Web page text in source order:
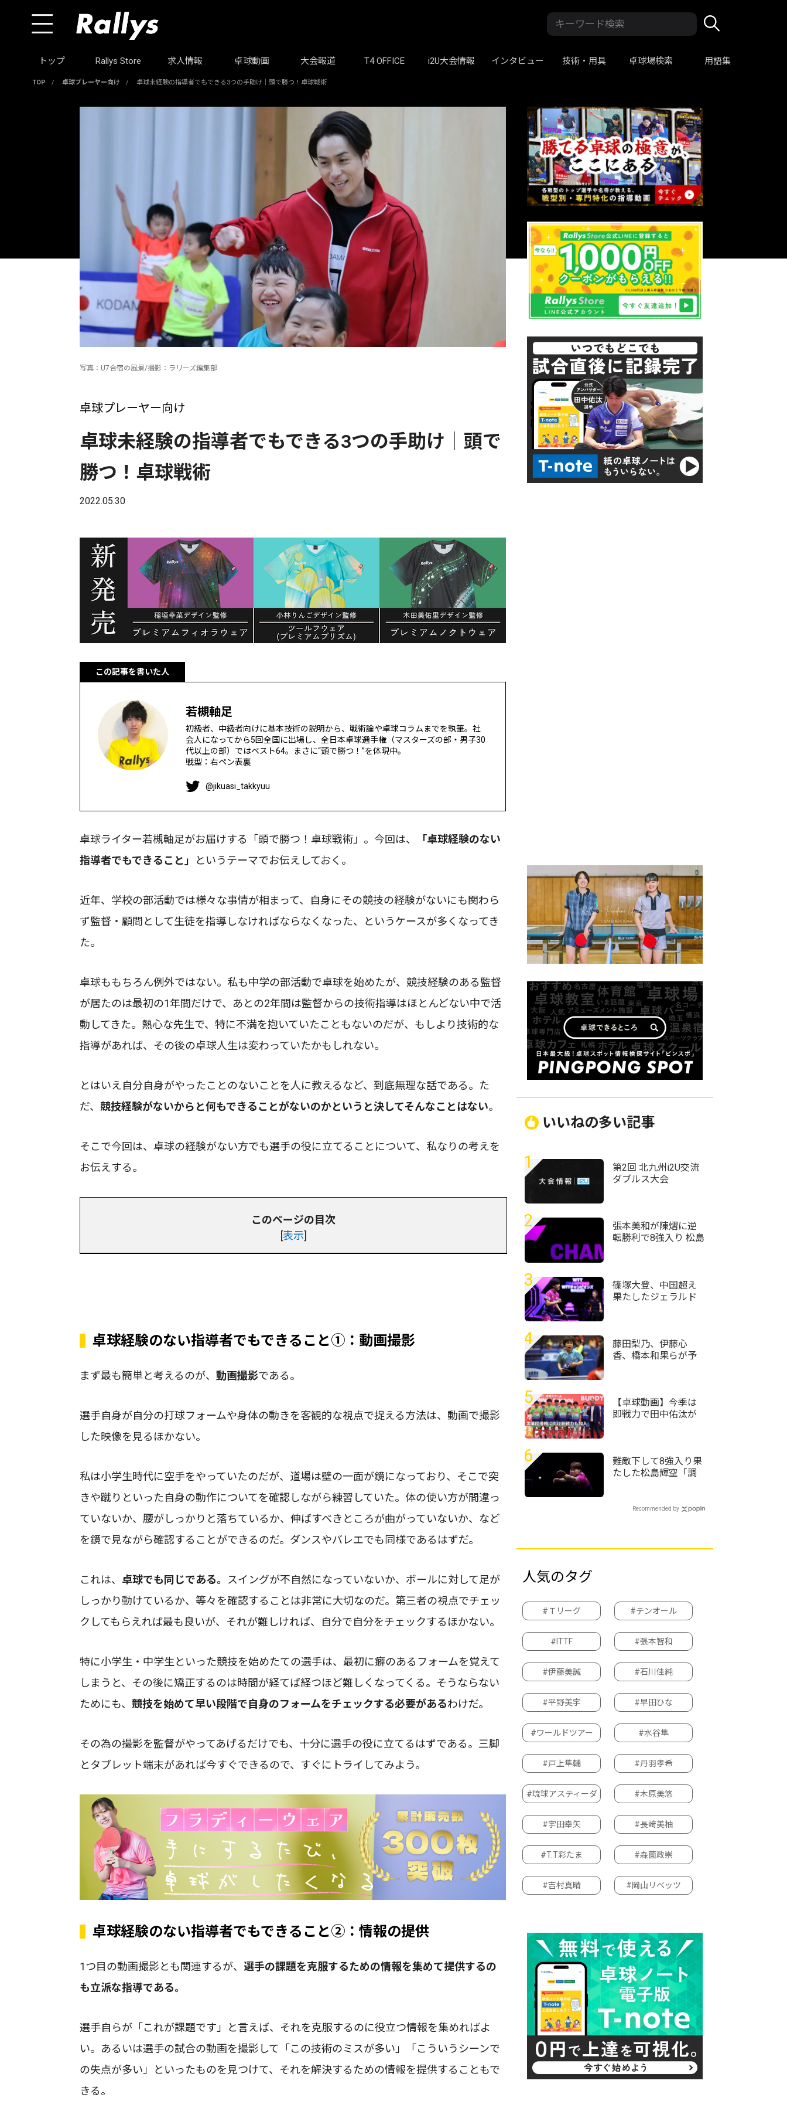
トップ Rallys Store 求人情報 卓球動画 大会報道 T4 OFFICE i2U大会情報 インタビュー 技術・用具 卓球場検索 用語集
TOP / 卓球プレーヤー向け / 卓球未経験の指導者でもできる3つの手助け｜頭で勝つ！卓球戦術
写真：U7合宿の風景/撮影：ラリーズ編集部
卓球プレーヤー向け
卓球未経験の指導者でもできる3つの手助け｜頭で
勝つ！卓球戦術
2022.05.30
この記事を書いた人
若槻軸足
初級者、中級者向けに基本技術の説明から、戦術論や卓球コラムまでを執筆。社
会人になってから5回全国に出場し、全日本卓球選手権（マスターズの部・男子30
代以上の部）ではベスト64。まさに“頭で勝つ！”を体現中。
戦型：右ペン表裏
@jikuasi_takkyuu
卓球ライター若槻軸足がお届けする「頭で勝つ！卓球戦術」。今回は、
「卓球経験のない
指導者でもできること」
というテーマでお伝えしておく。
近年、学校の部活動では様々な事情が相まって、自身にその競技の経験がないにも関わら
ず監督・顧問として生徒を指導しなければならなくなった、というケースが多くなってき
た。
卓球ももちろん例外ではない。私も中学の部活動で卓球を始めたが、競技経験のある監督
が居たのは最初の1年間だけで、あとの2年間は監督からの技術指導はほとんどない中で活
動してきた。熱心な先生で、特に不満を抱いていたこともないのだが、もしより技術的な
指導があれば、その後の卓球人生は変わっていたかもしれない。
とはいえ自分自身がやったことのないことを人に教えるなど、到底無理な話である。た
だ、 競技経験がないからと何もできることがないのかというと決してそんなことはない。
そこで今回は、卓球の経験がない方でも選手の役に立てることについて、私なりの考えを
お伝えする。
このページの目次
[表示]
卓球経験のない指導者でもできること①：動画撮影
まず最も簡単と考えるのが、 動画撮影である。
選手自身が自分の打球フォームや身体の動きを客観的な視点で捉える方法は、動画で撮影
した映像を見るほかない。
私は小学生時代に空手をやっていたのだが、道場は壁の一面が鏡になっており、そこで突
きや蹴りといった自身の動作についてを確認しながら練習していた。体の使い方が間違っ
ていないか、腰がしっかりと落ちているか、伸ばすべきところが曲がっていないか、など
を鏡で見ながら確認することができるのだ。ダンスやバレエでも同様であるはずだ。
これは、 卓球でも同じである。
スイングが不自然になっていないか、ボールに対して足が
しっかり動けているか、等々を確認することは非常に大切なのだ。第三者の視点でチェッ
クしてもらえれば最も良いが、それが難しければ、自分で自分をチェックするほかない。
特に小学生・中学生といった競技を始めたての選手は、最初に癖のあるフォームを覚えて
しまうと、その後に矯正するのは時間が経てば経つほど難しくなってくる。そうならない
ためにも、 競技を始めて早い段階で自身のフォームをチェックする必要があるわけだ。
その為の撮影を監督がやってあげるだけでも、十分に選手の役に立てるはずである。三脚
とタブレット端末があれば今すぐできるので、すぐにトライしてみよう。
卓球経験のない指導者でもできること②：情報の提供
1つ目の動画撮影とも関連するが、 選手の課題を克服するための情報を集めて提供するの
も立派な指導である。
選手自らが「これが課題です」と言えば、それを克服するのに役立つ情報を集めればよ
い。あるいは選手の試合の動画を撮影して「この技術のミスが多い」「こういうシーンで
の失点が多い」といったものを見つけて、それを解決するための情報を提供することもで
きる。
いいねの多い記事
1
第2回 北九州i2U交流
ダブルス大会
2
張本美和が陳熠に逆
転勝利で8強入り 松島
2026
3
篠塚大登、中国超え
果たしたジェラルド
4
藤田梨乃、伊藤心
香、橋本和果らが予
選リーグ＞
5
【卓球動画】今季は
即戦力で田中佑汰が
潜入 村松雄斗も神
奈川県代表チームの
6
難敵下して8強入り果
たした松島輝空「調
部分」＜卓球・WTT
Recommended by
人気のタグ
#Ｔリーグ #テンオール
#ITTF #張本智和
#伊藤美誠 #石川佳純
#平野美宇 #早田ひな
#ワールドツアー #水谷隼
#戸上隼輔 #丹羽孝希
#琉球アスティーダ #木原美悠
#宇田幸矢 #長﨑美柚
#T.T彩たま #森薗政崇
#吉村真晴 #岡山リベッツ